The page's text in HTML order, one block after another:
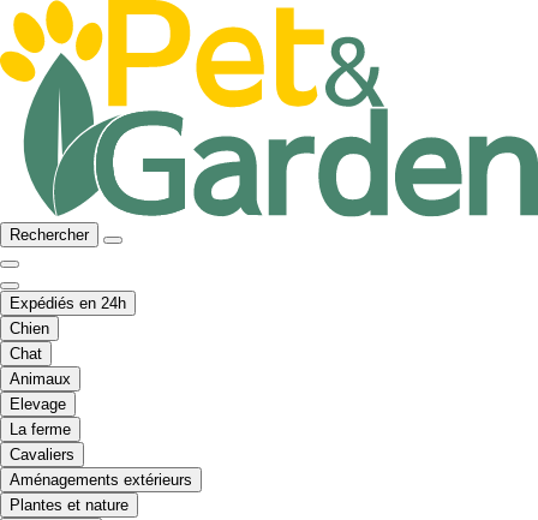
Rechercher
Expédiés en 24h
Chien
Chat
Animaux
Elevage
La ferme
Cavaliers
Aménagements extérieurs
Plantes et nature